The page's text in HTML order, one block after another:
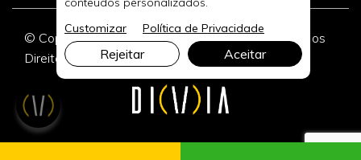
© Copyright 2026 DIVIA Marketing Digital. Todos os
Direitos Reservados.
Customizar
Política de Privacidade
Rejeitar Aceitar